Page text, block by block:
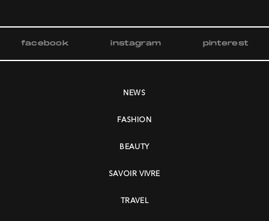
facebook instagram pinterest
NEWS
FASHION
BEAUTY
SAVOIR VIVRE
TRAVEL